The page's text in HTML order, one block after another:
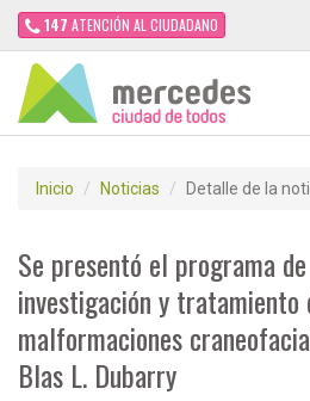
147 ATENCIÓN AL CIUDADANO
Inicio Noticias Detalle de la
Se presentó el programa
investigación y tratamiento
malformaciones
Blas L. Dubarry